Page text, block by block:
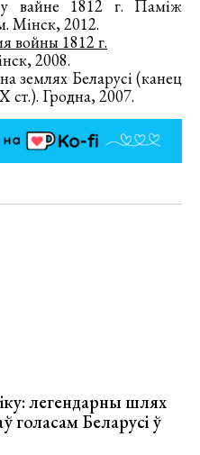
вайне 1812 г. Паміж
Мінск, 2012.
войны 1812 г.
2008.
землях Беларусі (канец
ст.). Гродна, 2007.
легендарны шлях
голасам Беларусі ў